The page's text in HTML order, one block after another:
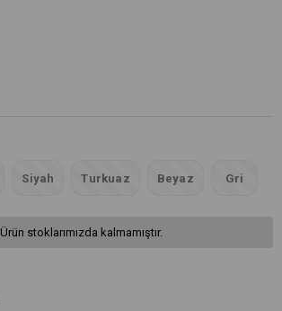
Siyah Turkuaz Beyaz Gri
Ürün stoklarımızda kalmamıştır.